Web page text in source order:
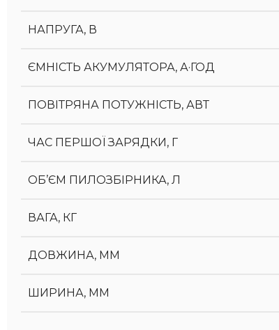
НАПРУГА, В
ЄМНІСТЬ АКУМУЛЯТОРА, А·ГОД
ПОВІТРЯНА ПОТУЖНІСТЬ, АВТ
ЧАС ПЕРШОЇ ЗАРЯДКИ, Г
ОБ’ЄМ ПИЛОЗБІРНИКА, Л
ВАГА, КГ
ДОВЖИНА, ММ
ШИРИНА, ММ